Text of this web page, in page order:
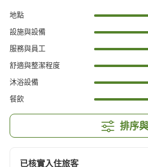
地點
設施與設備
服務與員工
舒適與整潔程度
沐浴設備
餐飲
排序
已核實入住旅客